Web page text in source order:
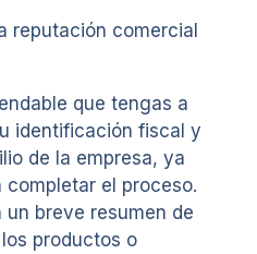
reputación comercial
que tengas a
identificación fiscal y
de la empresa, ya
completar el proceso.
breve resumen de
productos o